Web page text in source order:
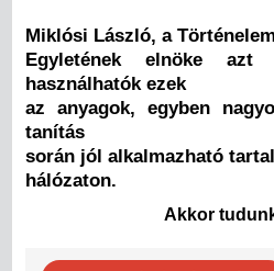
Miklósi László, a
Egyletének elnöke
használhatók ezek
az anyagok, egyben
tanítás
során jól alkalmazható
hálózaton.
Akkor